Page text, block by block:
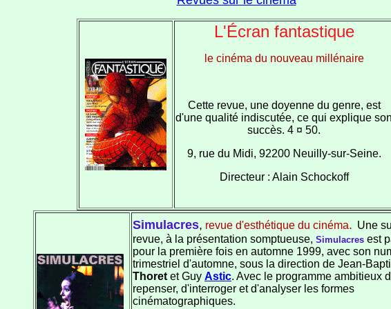
L'Écran fantastique
le cinéma du nouveau millénaire
Cette revue, une doyenne du genre, est
d'une qualité indiscutée, ce qui explique son
succès. 4 ¤ 50.
9, rue du Midi, 92200 Neuilly-sur-Seine.
Directeur : Alain Schockoff
Simulacres, revue d'esthétique du cinéma. Une
revue, à la présentation somptueuse, Simulacres est
pour la première fois en automne 1999, avec son
trimestriel d'automne, sous la direction de Jean-
Thoret et Guy Astic. Avec le programme ambitieux
repenser, d'interroger et d'analyser les formes
cinématographiques.